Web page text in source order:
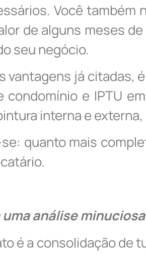
Você também
de alguns meses
seu negócio.
vantagens já citadas,
condomínio e IPTU
interna e
quanto mais
uma análise
é a consolidação de